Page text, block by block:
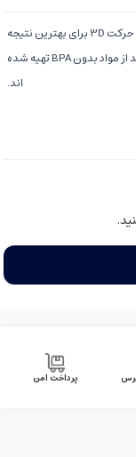
حرکت 3D برای بهترین نتیجه
تمام پلاستیک‌هایی که در تماس موادغذایی هستند از مواد بدون BPA تهیه شده
اند.
پرداخت امن